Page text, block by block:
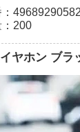
：
：200
ヤホン ブラ